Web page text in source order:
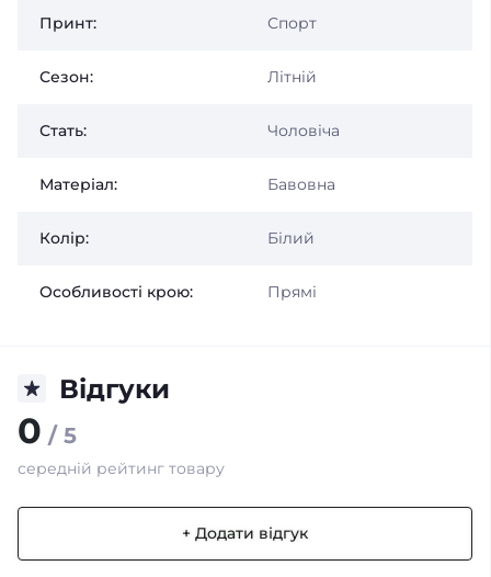
Принт: Спорт
Сезон: Літній
Стать: Чоловіча
Матеріал: Бавовна
Колір: Білий
Особливості крою: Прямі
Відгуки
0 / 5
середній рейтинг товару
+ Додати відгук